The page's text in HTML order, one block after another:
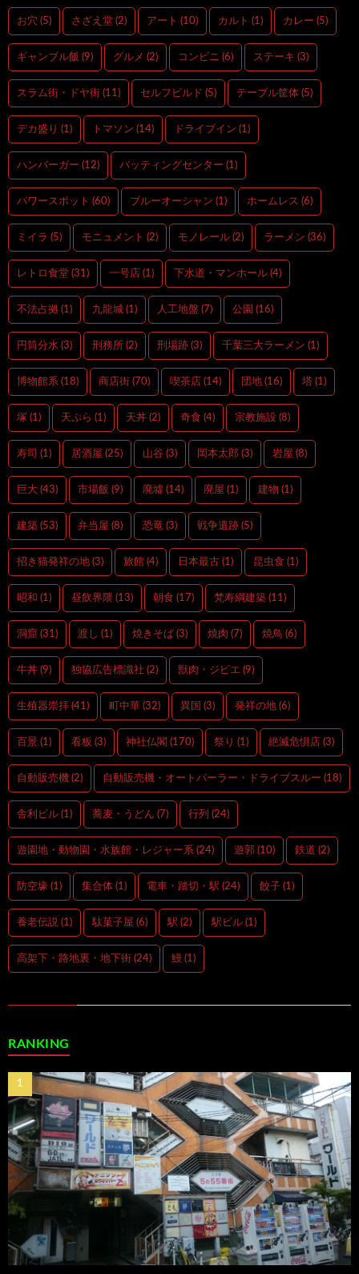
お穴 (5) さざえ堂 (2) アート (10) カルト (1) カレー (5)
ギャンブル飯 (9) グルメ (2) コンビニ (6) ステーキ (3)
スラム街・ドヤ街 (11) セルフビルド (5) テーブル筐体 (5)
デカ盛り (1) トマソン (14) ドライブイン (1)
ハンバーガー (12) バッティングセンター (1)
パワースポット (60) ブルーオーシャン (1) ホームレス (6)
ミイラ (5) モニュメント (2) モノレール (2) ラーメン (36)
レトロ食堂 (31) 一号店 (1) 下水道・マンホール (4)
不法占拠 (1) 九龍城 (1) 人工地盤 (7) 公園 (16)
円筒分水 (3) 刑務所 (2) 刑場跡 (3) 千葉三大ラーメン (1)
博物館系 (18) 商店街 (70) 喫茶店 (14) 団地 (16) 塔 (1)
塚 (1) 天ぷら (1) 天丼 (2) 奇食 (4) 宗教施設 (8)
寿司 (1) 居酒屋 (25) 山谷 (3) 岡本太郎 (3) 岩屋 (8)
巨大 (43) 市場飯 (9) 廃墟 (14) 廃屋 (1) 建物 (1)
建築 (53) 弁当屋 (8) 恐竜 (3) 戦争遺跡 (5)
招き猫発祥の地 (3) 旅館 (4) 日本最古 (1) 昆虫食 (1)
昭和 (1) 昼飲界隈 (13) 朝食 (17) 梵寿綱建築 (11)
洞窟 (31) 渡し (1) 焼きそば (3) 焼肉 (7) 焼鳥 (6)
牛丼 (9) 独協広告標識社 (2) 獣肉・ジビエ (9)
生殖器崇拝 (41) 町中華 (32) 異国 (3) 発祥の地 (6)
百景 (1) 看板 (3) 神社仏閣 (170) 祭り (1) 絶滅危惧店 (3)
自動販売機 (2) 自動販売機・オートパーラー・ドライブスルー (18)
舎利ビル (1) 蕎麦・うどん (7) 行列 (24)
遊園地・動物園・水族館・レジャー系 (24) 遊郭 (10) 鉄道 (2)
防空壕 (1) 集合体 (1) 電車・踏切・駅 (24) 餃子 (1)
養老伝説 (1) 駄菓子屋 (6) 駅 (2) 駅ビル (1)
高架下・路地裏・地下街 (24) 鰻 (1)
RANKING